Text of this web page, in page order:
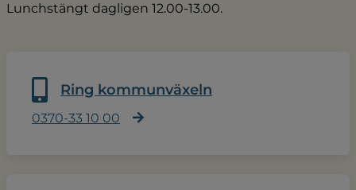
Lunchstängt dagligen 12.00-13.00.
Ring kommunväxeln
0370-33 10 00